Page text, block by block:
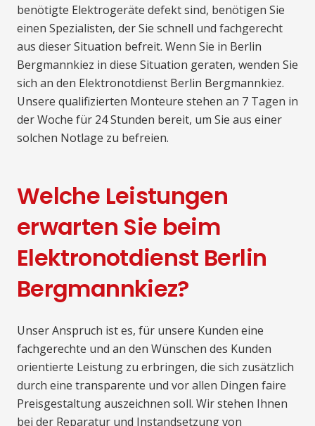
benötigte Elektrogeräte defekt sind, benötigen Sie
einen Spezialisten, der Sie schnell und fachgerecht
aus dieser Situation befreit. Wenn Sie in Berlin
Bergmannkiez in diese Situation geraten, wenden Sie
sich an den Elektronotdienst Berlin Bergmannkiez.
Unsere qualifizierten Monteure stehen an 7 Tagen in
der Woche für 24 Stunden bereit, um Sie aus einer
solchen Notlage zu befreien.
Welche Leistungen
erwarten Sie beim
Elektronotdienst Berlin
Bergmannkiez?
Unser Anspruch ist es, für unsere Kunden eine
fachgerechte und an den Wünschen des Kunden
orientierte Leistung zu erbringen, die sich zusätzlich
durch eine transparente und vor allen Dingen faire
Preisgestaltung auszeichnen soll. Wir stehen Ihnen
bei der Reparatur und Instandsetzung von